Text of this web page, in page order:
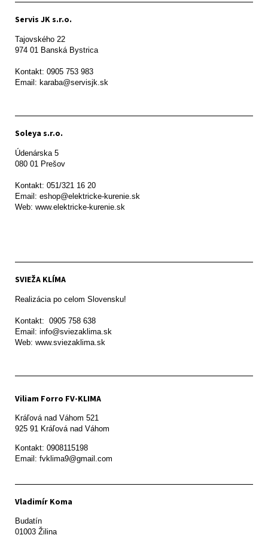
Servis JK s.r.o.
Tajovského 22
974 01 Banská Bystrica
Kontakt: 0905 753 983
Email: karaba@servisjk.sk
Soleya s.r.o.
Údenárska 5
080 01 Prešov
Kontakt: 051/321 16 20
Email: eshop@elektricke-kurenie.sk
Web: www.elektricke-kurenie.sk
SVIEŽA KLÍMA
Realizácia po celom Slovensku!
Kontakt:  0905 758 638
Email: info@sviezaklima.sk
Web: www.sviezaklima.sk
Viliam Forro FV-KLIMA
Kráľová nad Váhom 521
Kontakt: 0908115198
Email: fvklima9@gmail.com
Vladimír Koma
Budatín
01003 Žilina